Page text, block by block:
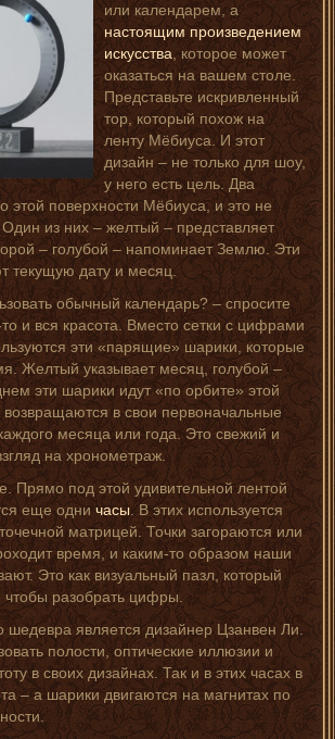
или календарем, а
настоящим произведением
искусства , которое может
оказаться на вашем столе.
Представьте искривленный
тор, который похож на
ленту Мёбиуса. И этот
дизайн – не только для шоу,
у него есть цель. Два
этой поверхности Мёбиуса, и это не
из них – желтый – представляет
– голубой – напоминает Землю. Эти
текущую дату и месяц.
обычный календарь? – спросите
и вся красота. Вместо сетки с цифрами
эти «парящие» шарики, которые
Желтый указывает месяц, голубой –
эти шарики идут «по орбите» этой
в свои первоначальные
месяца или года. Это свежий и
на хронометраж.
Прямо под этой удивительной лентой
еще одничасы. В этих используется
матрицей. Точки загораются или
время, и каким-то образом наши
Это как визуальный пазл, который
разобрать цифры.
шедевра является дизайнер Цзанвен Ли.
полости, оптические иллюзии и
в своих дизайнах. Так и в этих часах в
– а шарики двигаются на магнитах по